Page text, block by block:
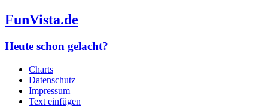
FunVista.de
Heute schon gelacht?
Charts
Datenschutz
Impressum
Text einfügen